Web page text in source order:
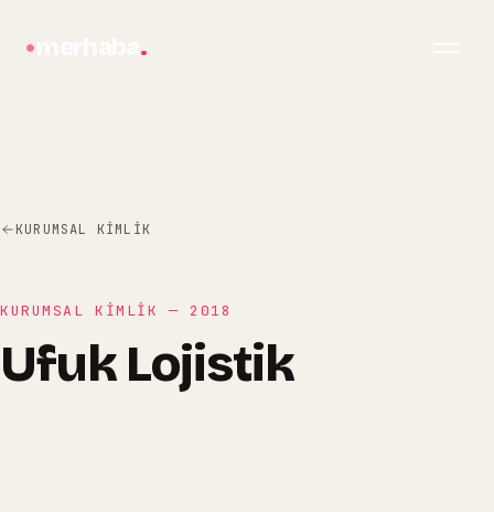
.
bilgi@merhabagrafik.com· Hopa
KURUMSAL KIMLIK
KURUMSAL KIMLIK — 2018
Ufuk Lojistik